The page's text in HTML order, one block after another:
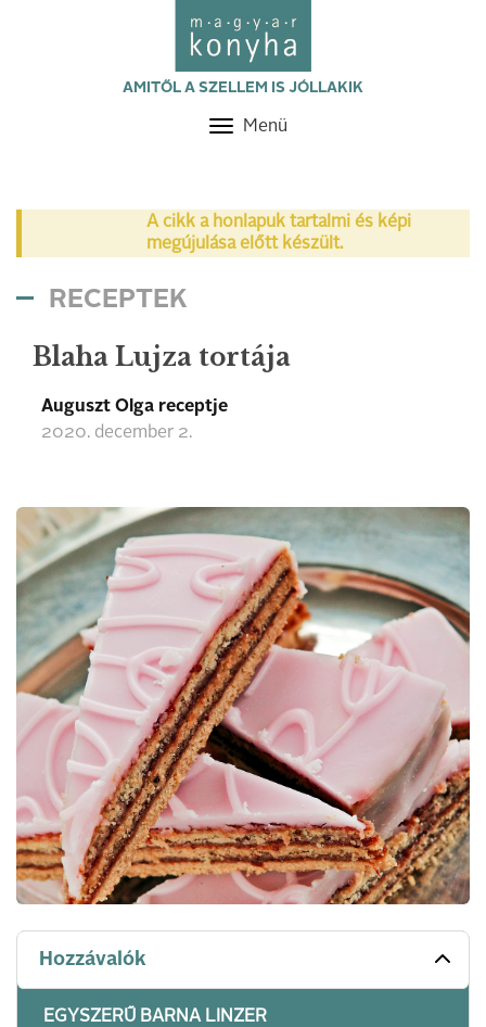
AMITŐL A SZELLEM IS JÓLLAKIK
Toggle
Menü
A cikk a honlapuk tartalmi és képi
megújulása előtt készült.
RECEPTEK
Blaha Lujza tortája
Auguszt Olga receptje
2020. december 2.
Hozzávalók
EGYSZERŰ BARNA LINZER